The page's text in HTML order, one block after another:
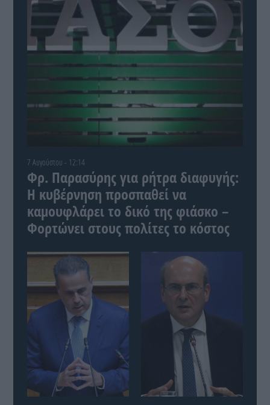
7 Αυγούστου - 12:14
Φρ. Παρασύρης για ρήτρα διαφυγής:
Η κυβέρνηση προσπαθεί να
καμουφλάρει το δικό της φιάσκο –
Φορτώνει στους πολίτες το κόστος